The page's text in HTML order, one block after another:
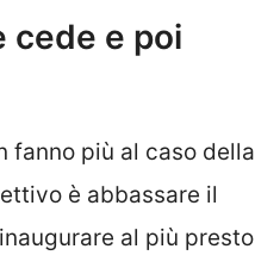
cede e poi
fanno più al caso della
è abbassare il
al più presto